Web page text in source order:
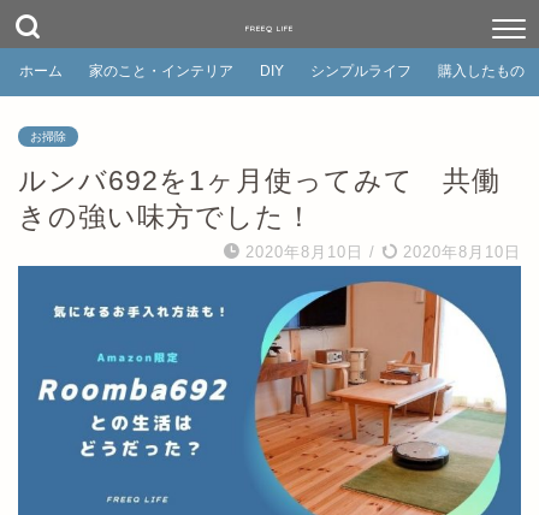
FREEQ LIFE
ホーム 家のこと・インテリア DIY シンプルライフ 購入したもの
お掃除
ルンバ692を1ヶ月使ってみて 共働
きの強い味方でした！
2020年8月10日 / 2020年8月10日